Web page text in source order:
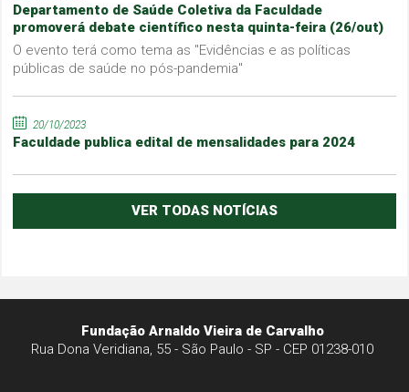
Departamento de Saúde Coletiva da Faculdade
promoverá debate científico nesta quinta-feira (26/out)
O evento terá como tema as "Evidências e as políticas
públicas de saúde no pós-pandemia"
20/10/2023
Faculdade publica edital de mensalidades para 2024
VER TODAS NOTÍCIAS
Fundação Arnaldo Vieira de Carvalho
Rua Dona Veridiana, 55 - São Paulo - SP - CEP 01238-010